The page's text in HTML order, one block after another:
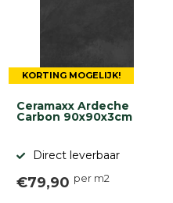
KORTING MOGELIJK!
Ceramaxx Ardeche
Carbon 90x90x3cm
Direct leverbaar
€79,90 per m2